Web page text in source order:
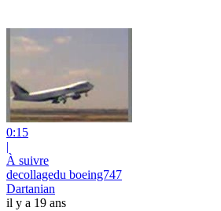
0:15
|
À suivre
decollagedu boeing747
Dartanian
il y a 19 ans